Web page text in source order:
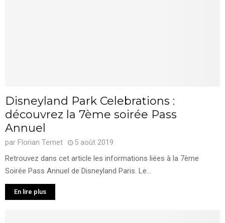
Disneyland Park Celebrations :
découvrez la 7ème soirée Pass
Annuel
par Florian Ternet
5 août 2019
Retrouvez dans cet article les informations liées à la 7ème
Soirée Pass Annuel de Disneyland Paris. Le...
En lire plus